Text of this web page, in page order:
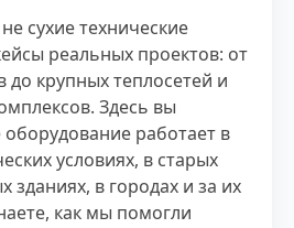
сухие технические
реальных проектов: от
крупных теплосетей и
Здесь вы
работает в
условиях, в старых
зданиях, в городах и за их
как мы помогли